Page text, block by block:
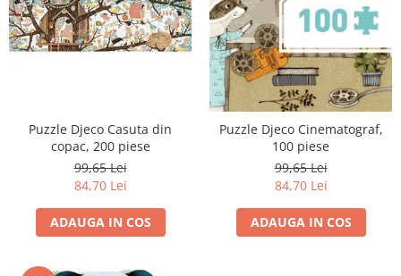
Puzzle Djeco Casuta din
copac, 200 piese
99,65 Lei
84,70 Lei
ADAUGA IN COS
Puzzle Djeco Cinematograf,
100 piese
99,65 Lei
84,70 Lei
ADAUGA IN COS